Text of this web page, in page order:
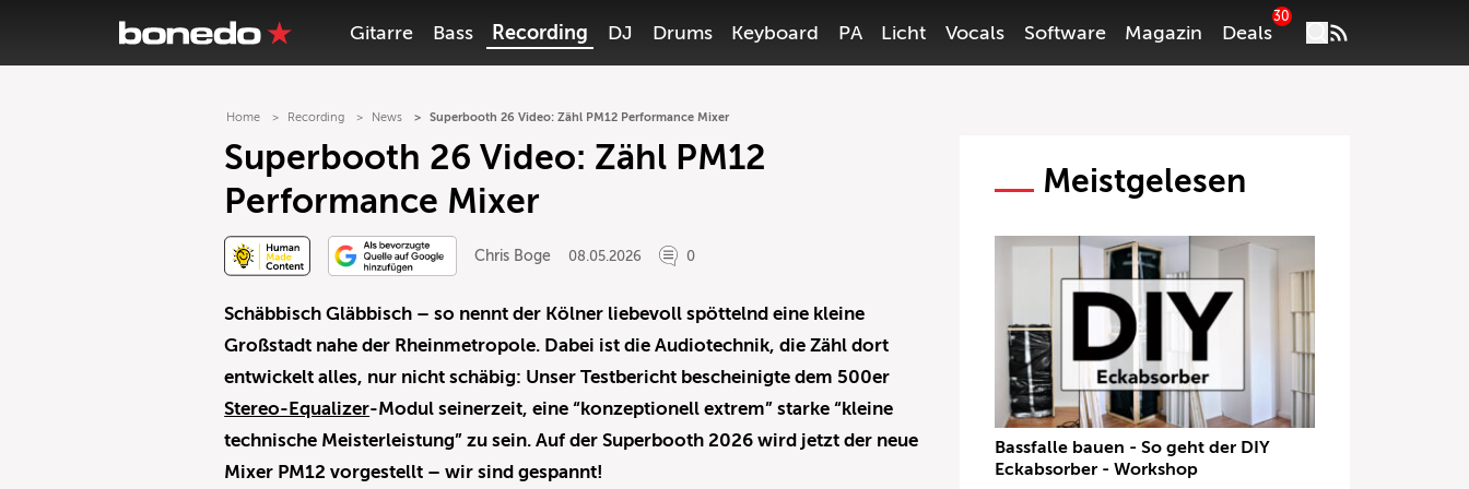
Gitarre Bass Recording DJ Drums Keyboard PA Licht Vocals Software Magazin Deals
30
Home Recording News Superbooth 26 Video: Zähl PM12 Performance Mixer
Superbooth 26 Video: Zähl PM12
Performance Mixer
Chris Boge 08.05.2026 0
Schäbbisch Gläbbisch – so nennt der Kölner liebevoll spöttelnd eine kleine
Großstadt nahe der Rheinmetropole. Dabei ist die Audiotechnik, die Zähl dort
entwickelt alles, nur nicht schäbig: Unser Testbericht bescheinigte dem 500er
Stereo-Equalizer-Modul seinerzeit, eine “konzeptionell extrem” starke “kleine
technische Meisterleistung” zu sein. Auf der Superbooth 2026 wird jetzt der neue
Mixer PM12 vorgestellt – wir sind gespannt!
Meistgelesen
Bassfalle bauen - So geht der DIY
Eckabsorber - Workshop